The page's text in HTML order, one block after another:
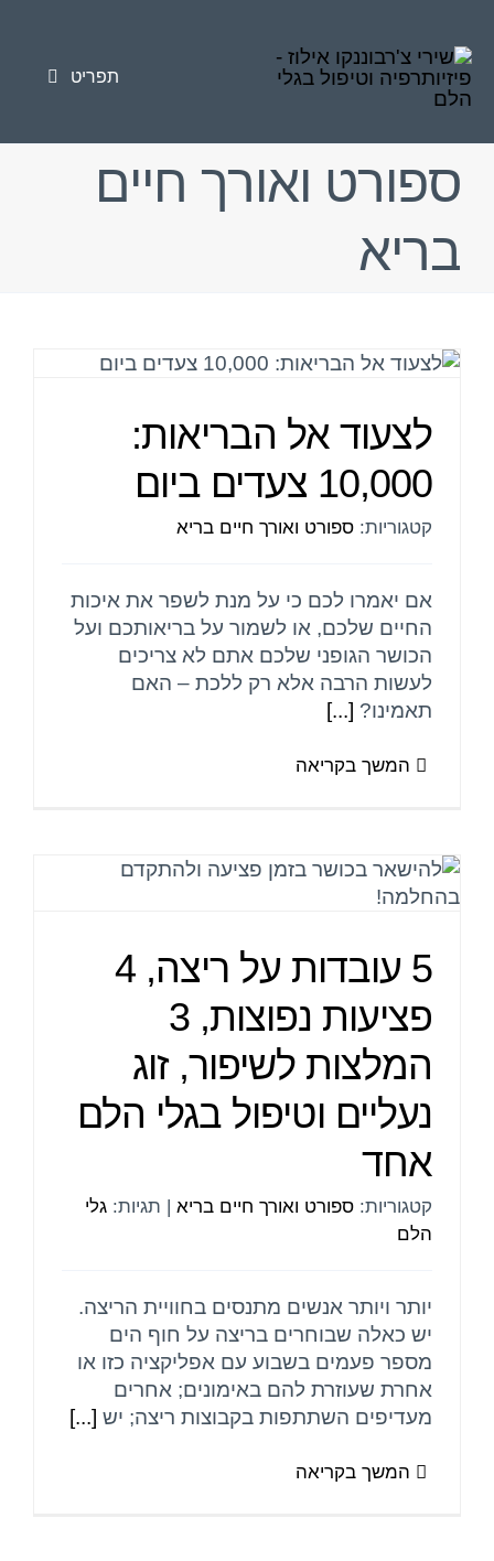
תפריט
פציעות ספורט
סוגי הטיפולים
מאמרים
יצירת קשר
ספורט ואורך חיים
בריא
לצעוד אל הבריאות:
10,000 צעדים ביום
קטגוריות: ספורט ואורך חיים בריא
אם יאמרו לכם כי על מנת לשפר את איכות
החיים שלכם, או לשמור על בריאותכם ועל
הכושר הגופני שלכם אתם לא צריכים
לעשות הרבה אלא רק ללכת – האם
תאמינו? [...]
המשך בקריאה
5 עובדות על ריצה, 4
פציעות נפוצות, 3
המלצות לשיפור, זוג
נעליים וטיפול בגלי הלם
אחד
קטגוריות: ספורט ואורך חיים בריא | תגיות: גלי
הלם
יותר ויותר אנשים מתנסים בחוויית הריצה.
יש כאלה שבוחרים בריצה על חוף הים
מספר פעמים בשבוע עם אפליקציה כזו או
אחרת שעוזרת להם באימונים; אחרים
מעדיפים השתתפות בקבוצות ריצה; יש [...]
המשך בקריאה